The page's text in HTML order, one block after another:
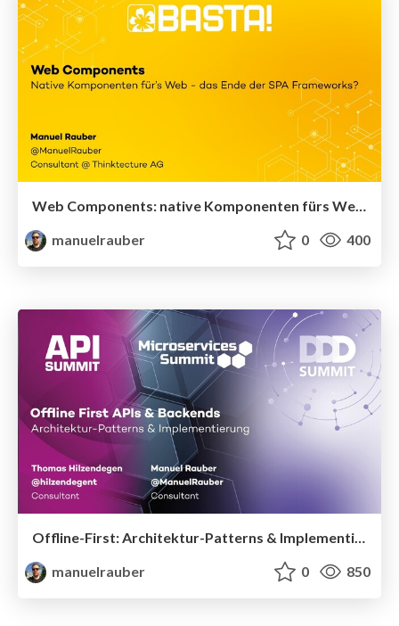
manuelrauber
0 400
Offline-First: Architektur-Patterns & Implementierung für APIs & Backends
manuelrauber
0 850